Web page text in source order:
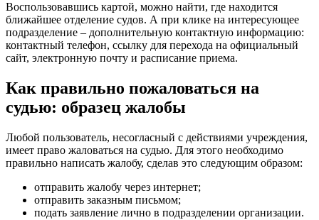
Воспользовавшись картой, можно найти, где находится
ближайшее отделение судов. А при клике на интересующее
подразделение – дополнительную контактную информацию:
контактный телефон, ссылку для перехода на официальный
сайт, электронную почту и расписание приема.
Как правильно пожаловаться на
судью: образец жалобы
Любой пользователь, несогласный с действиями учреждения,
имеет право жаловаться на судью. Для этого необходимо
правильно написать жалобу, сделав это следующим образом:
отправить жалобу через интернет;
отправить заказным письмом;
подать заявление лично в подразделении организации.